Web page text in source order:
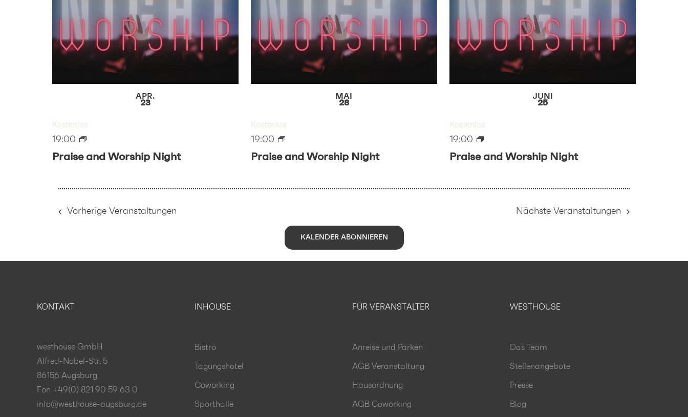
APR.
23
Praise and Worship Night
19:00
Kostenlos
MAI
28
Praise and Worship Night
19:00
Kostenlos
JUNI
25
Praise and Worship Night
19:00
Kostenlos
Vorherige Veranstaltungen NächsteVeranstaltungen
KALENDER ABONNIEREN
KONTAKT
westhouse GmbH
Alfred-Nobel-Str. 5
86156 Augsburg
Fon +49(0) 821 90 59 63 0
info@westhouse-augsburg.de
INHOUSE
Bistro
Tagungshotel
Coworking
Sporthalle
FÜR VERANSTALTER
Anreise und Parken
AGB Veranstaltung
Hausordnung
AGB Coworking
WESTHOUSE
Das Team
Stellenangebote
Presse
Blog